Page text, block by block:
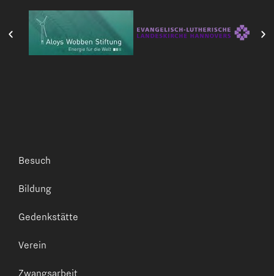
Besuch
Bildung
Gedenkstätte
Verein
Zwangsarbeit